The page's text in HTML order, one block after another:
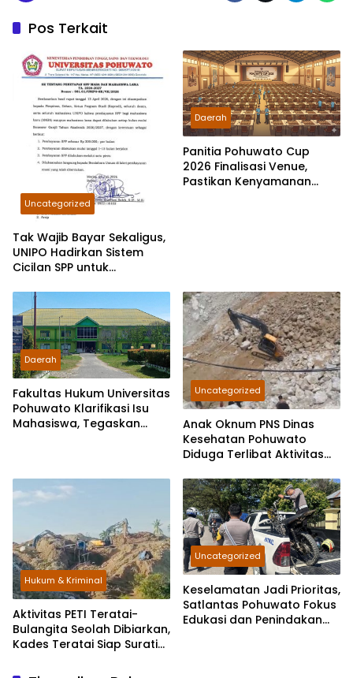
Pos Terkait
Uncategorized
Tak Wajib Bayar Sekaligus,
UNIPO Hadirkan Sistem
Cicilan SPP untuk
Daerah
Panitia Pohuwato Cup
2026 Finalisasi Venue,
Pastikan Kenyamanan
Daerah
Fakultas Hukum Universitas
Pohuwato Klarifikasi Isu
Mahasiswa, Tegaskan
Uncategorized
Anak Oknum PNS Dinas
Kesehatan Pohuwato
Diduga Terlibat Aktivitas
Hukum & Kriminal
Aktivitas PETI Teratai-
Bulangita Seolah Dibiarkan,
Kades Teratai Siap Surati
Uncategorized
Keselamatan Jadi Prioritas,
Satlantas Pohuwato Fokus
Edukasi dan Penindakan